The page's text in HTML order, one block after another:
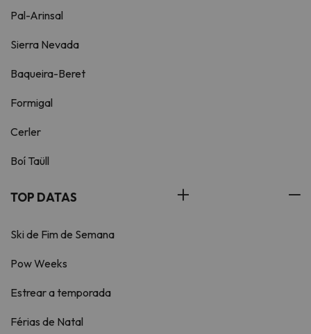
Pal-Arinsal
Sierra Nevada
Baqueira-Beret
Formigal
Cerler
Boí Taüll
TOP DATAS
Ski de Fim de Semana
Pow Weeks
Estrear a temporada
Férias de Natal